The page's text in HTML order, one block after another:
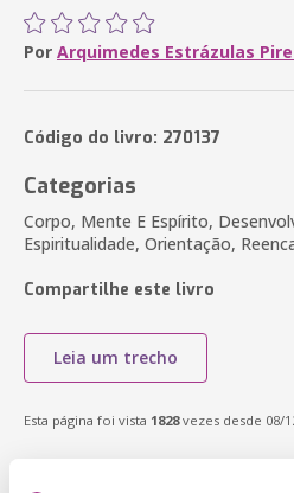
Por Arquimedes Estrázulas
Código do livro: 270137
Categorias
Corpo, Mente E Espírito,
Espiritualidade, Orientação,
Compartilhe este livro
Leia um trecho
Esta página foi vista 1828vezes desde 08/